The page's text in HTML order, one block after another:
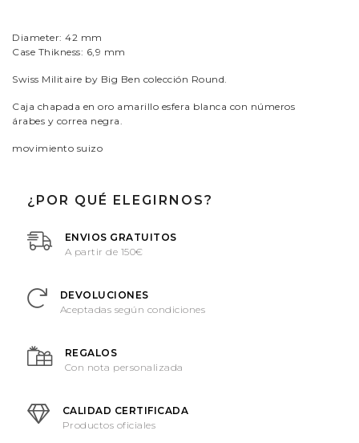
Diameter: 42 mm
Case Thikness: 6,9 mm
Swiss Militaire by Big Ben colección Round.
Caja chapada en oro amarillo esfera blanca con números
árabes y correa negra.
movimiento suizo
¿POR QUÉ ELEGIRNOS?
ENVIOS GRATUITOS
A partir de 150€
DEVOLUCIONES
Aceptadas según condiciones
REGALOS
Con nota personalizada
CALIDAD CERTIFICADA
Productos oficiales